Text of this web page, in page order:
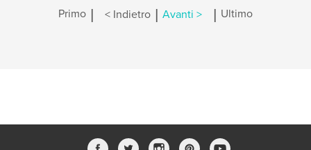
Primo | < Indietro | Avanti > | Ultimo